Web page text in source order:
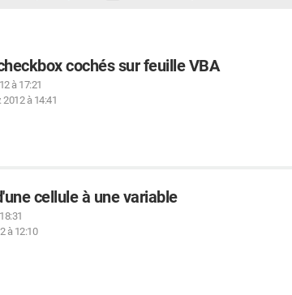
cochés sur feuille VBA
à 17:21
2012 à 14:41
cellule à une variable
à 12:10